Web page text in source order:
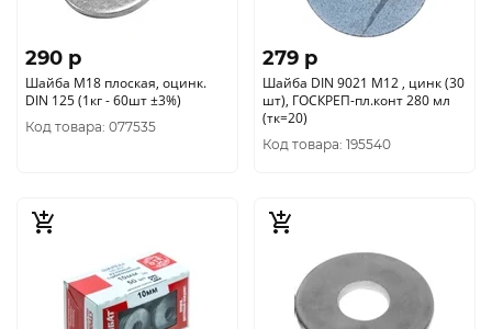
290 p
Шайба М18 плоская, оцинк.
DIN 125 (1кг - 60шт ±3%)
Код товара: 077535
279 p
Шайба DIN 9021 М12 , цинк (30
шт), ГОСКРЕП-пл.конт 280 мл
(тк=20)
Код товара: 195540